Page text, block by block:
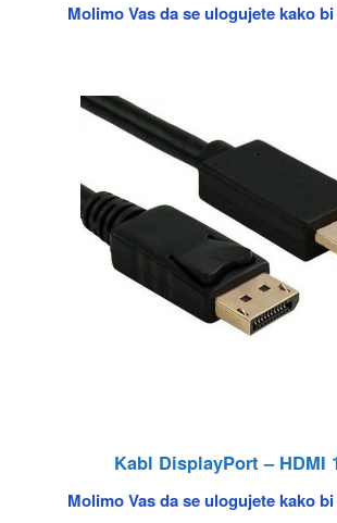
Molimo Vas da se ulogujete kako
Kabl DisplayPort – HDMI
Molimo Vas da se ulogujete kako